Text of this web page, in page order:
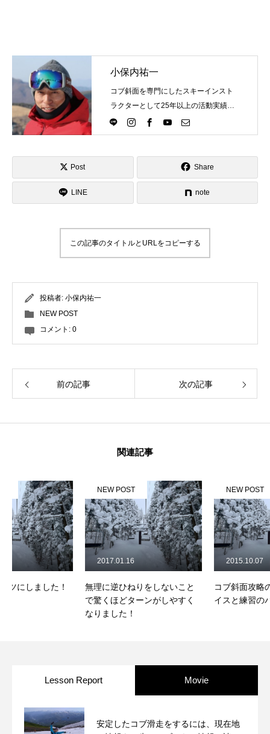
インストラクター一覧
コブレッスン参加のお客様の声 Review
レッスンレポート
よくある質問 FAQ
レッスン内容について
お申し込みについて
最新レッスン動画
レッスン動画一覧
プレゼント Present
常時メルマガ
お問合せ 特定商取引法に基づく表記 プライバシーポリシー 会社
小保内祐一
コブ斜面を専門にしたスキーインスト
ラクターとして25年以上の活動実績。
Directlineスキースクール代表として、
スキーインストラクターが職業選択の
Post Share
LINE note
この記事のタイトルとURLをコピーする
投稿者: 小保内祐一
NEW POST
コメント: 0
前の記事 次の記事
関連記事
NEW POST
無理に逆ひねりをしないこと
で驚くほどターンがしやすく
2017.01.16
NEW POST
コブ斜面攻略の的確なアドバ
イスと練習のバリエーション
2015.10.07
Lesson Report Movie
安定したコブ滑走をするには、現在地